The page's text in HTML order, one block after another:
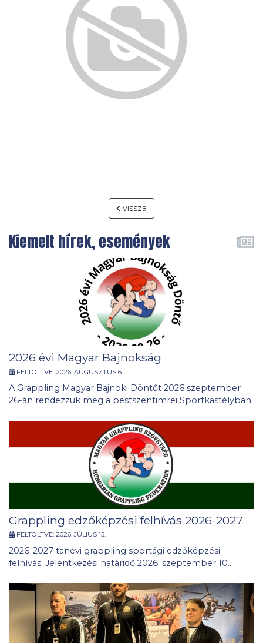
vissza
Kiemelt hírek, események
2026 évi Magyar Bajnokság
FELTÖLTVE: 2026. AUGUSZTUS 6.
A Grappling Magyar Bajnoki Döntőt 2026 szeptember
26-án rendezzük meg a pestszentimrei Sportkastélyban.
Grappling edzőképzési felhívás 2026-2027
FELTÖLTVE: 2026. JÚLIUS 15.
2026-2027 tanévi grappling sportági edzőképzési
felhívás. Jelentkezési határidő 2026. szeptember 10..